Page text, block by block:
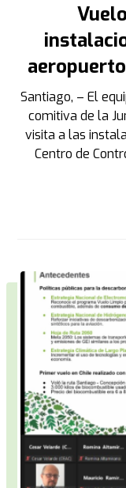
Santiago, – El
comitiva de la
visita a las
Centro de